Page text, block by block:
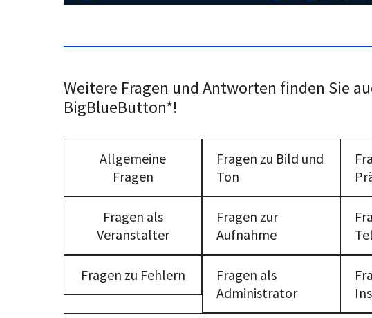
Weitere Fragen und Antworten finden Sie
BigBlueButton*!
Allgemeine
Fragen
Fragen zu Bild und
Ton
Fragen als
Veranstalter
Fragen zur
Aufnahme
Fragen zu Fehlern
Fragen als
Administrator